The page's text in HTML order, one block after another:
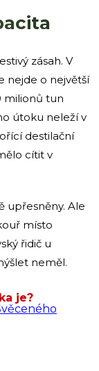
zásah. V
nejde o největší
milionů tun
útoku neleží v
destilační
cítit v
upřesněny. Ale
místo
řidič u
neměl.
je?